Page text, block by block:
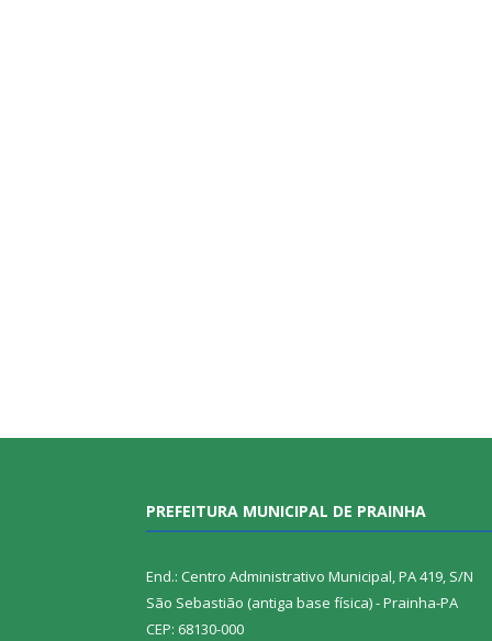
PREFEITURA MUNICIPAL DE PRAINHA
End.: Centro Administrativo Municipal, PA 419, S/N
São Sebastião (antiga base física) - Prainha-PA
CEP: 68130-000